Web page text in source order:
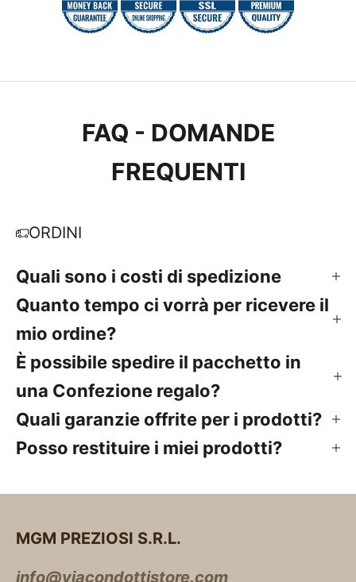
FAQ - DOMANDE
FREQUENTI
ORDINI
Quali sono i costi di spedizione
Quanto tempo ci vorrà per ricevere il
mio ordine?
È possibile spedire il pacchetto in
una Confezione regalo?
Quali garanzie offrite per i prodotti?
Posso restituire i miei prodotti?
MGM PREZIOSI S.R.L.
info@viacondottistore.com